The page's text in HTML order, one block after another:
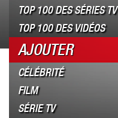
TOP 100 DES SÉRIES TV
TOP 100 DES VIDÉOS
AJOUTER
CÉLÉBRITÉ
FILM
SÉRIE TV